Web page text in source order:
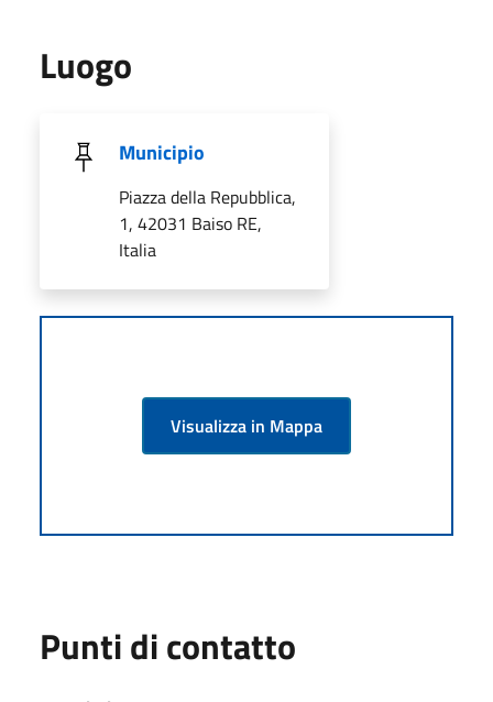
Luogo
Municipio
Piazza della Repubblica,
1, 42031 Baiso RE,
Italia
Visualizza in Mappa
Punti di contatto